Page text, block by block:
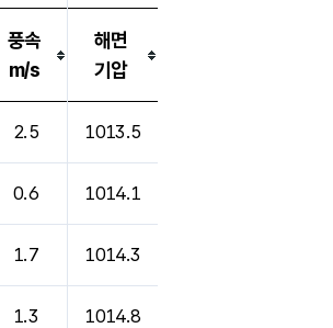
풍속
m/s
해면
기압
2.5 1013.5
0.6 1014.1
1.7 1014.3
1.3 1014.8